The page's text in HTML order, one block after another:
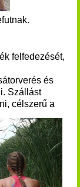
felfedezését,
és
Szállást
célszerű a